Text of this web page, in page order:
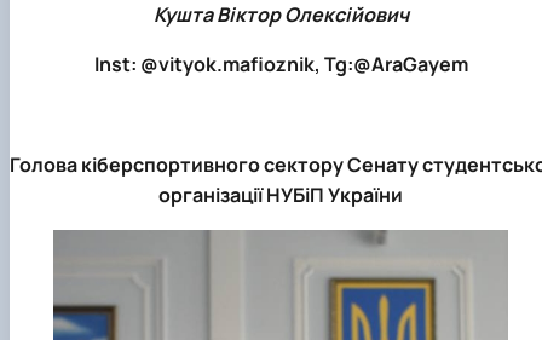
Кушта Віктор Олексійович
Inst: @vityok.mafioznik, Tg:@AraGayem
Голова кіберспортивного сектору Сенату
організації НУБіП України